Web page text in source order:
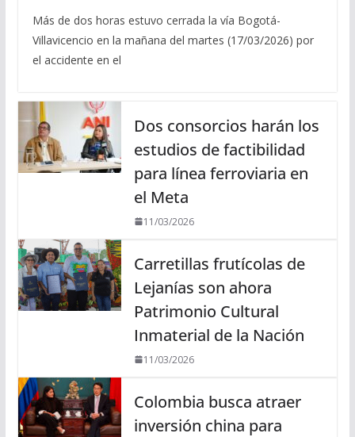
Más de dos horas estuvo cerrada la vía Bogotá-
Villavicencio en la mañana del martes (17/03/2026) por
el accidente en el
Dos consorcios harán los
estudios de factibilidad
para línea ferroviaria en
el Meta
11/03/2026
Carretillas frutícolas de
Lejanías son ahora
Patrimonio Cultural
Inmaterial de la Nación
11/03/2026
Colombia busca atraer
inversión china para